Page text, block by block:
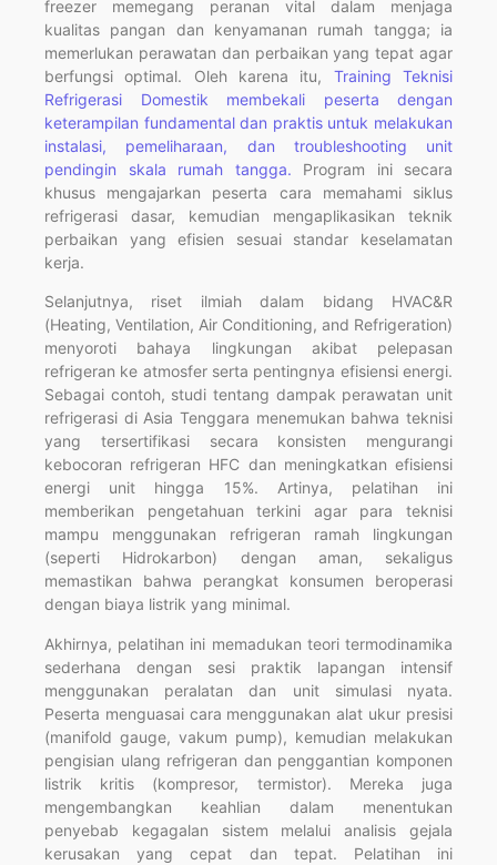
freezer memegang peranan vital dalam menjaga
kualitas pangan dan kenyamanan rumah tangga; ia
memerlukan perawatan dan perbaikan yang tepat agar
berfungsi optimal. Oleh karena itu, Training Teknisi
Refrigerasi Domestik membekali peserta dengan
keterampilan fundamental dan praktis untuk melakukan
instalasi, pemeliharaan, dan troubleshooting unit
pendingin skala rumah tangga. Program ini secara
khusus mengajarkan peserta cara memahami siklus
refrigerasi dasar, kemudian mengaplikasikan teknik
perbaikan yang efisien sesuai standar keselamatan
kerja.
Selanjutnya, riset ilmiah dalam bidang HVAC&R
(Heating, Ventilation, Air Conditioning, and Refrigeration)
menyoroti bahaya lingkungan akibat pelepasan
refrigeran ke atmosfer serta pentingnya efisiensi energi.
Sebagai contoh, studi tentang dampak perawatan unit
refrigerasi di Asia Tenggara menemukan bahwa teknisi
yang tersertifikasi secara konsisten mengurangi
kebocoran refrigeran HFC dan meningkatkan efisiensi
energi unit hingga 15%. Artinya, pelatihan ini
memberikan pengetahuan terkini agar para teknisi
mampu menggunakan refrigeran ramah lingkungan
(seperti Hidrokarbon) dengan aman, sekaligus
memastikan bahwa perangkat konsumen beroperasi
dengan biaya listrik yang minimal.
Akhirnya, pelatihan ini memadukan teori termodinamika
sederhana dengan sesi praktik lapangan intensif
menggunakan peralatan dan unit simulasi nyata.
Peserta menguasai cara menggunakan alat ukur presisi
(manifold gauge, vakum pump), kemudian melakukan
pengisian ulang refrigeran dan penggantian komponen
listrik kritis (kompresor, termistor). Mereka juga
mengembangkan keahlian dalam menentukan
penyebab kegagalan sistem melalui analisis gejala
kerusakan yang cepat dan tepat. Pelatihan ini